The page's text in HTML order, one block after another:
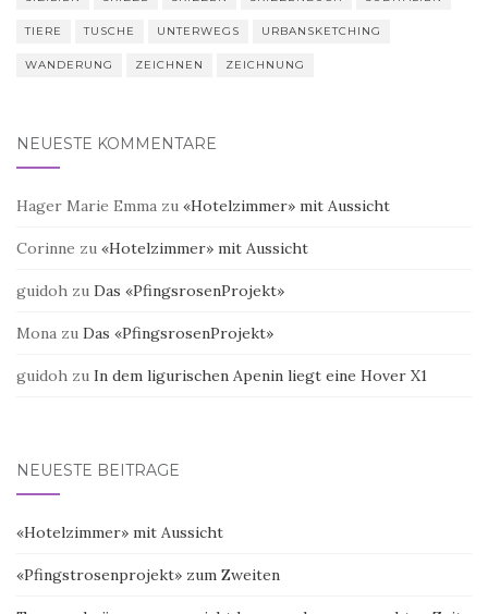
TIERE TUSCHE UNTERWEGS URBANSKETCHING
WANDERUNG ZEICHNEN ZEICHNUNG
NEUESTE KOMMENTARE
Hager Marie Emma zu «Hotelzimmer» mit Aussicht
Corinne zu «Hotelzimmer» mit Aussicht
guidoh zu Das «PfingsrosenProjekt»
Mona zu Das «PfingsrosenProjekt»
guidoh zu In dem ligurischen Apenin liegt eine Hover X1
NEUESTE BEITRÄGE
«Hotelzimmer» mit Aussicht
«Pfingstrosenprojekt» zum Zweiten